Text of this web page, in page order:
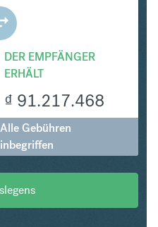
DER EMPFÄNGER
ERHÄLT
₫ 91.217.468
Alle Gebühren
inbegriffen